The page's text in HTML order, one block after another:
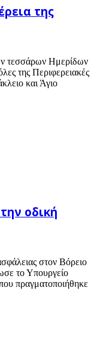
της
τεσσάρων Ημερίδων
της Περιφερειακές
και Άγιο
οδική
στον Βόρειο
το Υπουργείο
πραγματοποιήθηκε